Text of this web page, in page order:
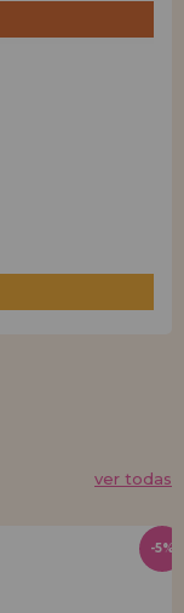
ver todas
-5%